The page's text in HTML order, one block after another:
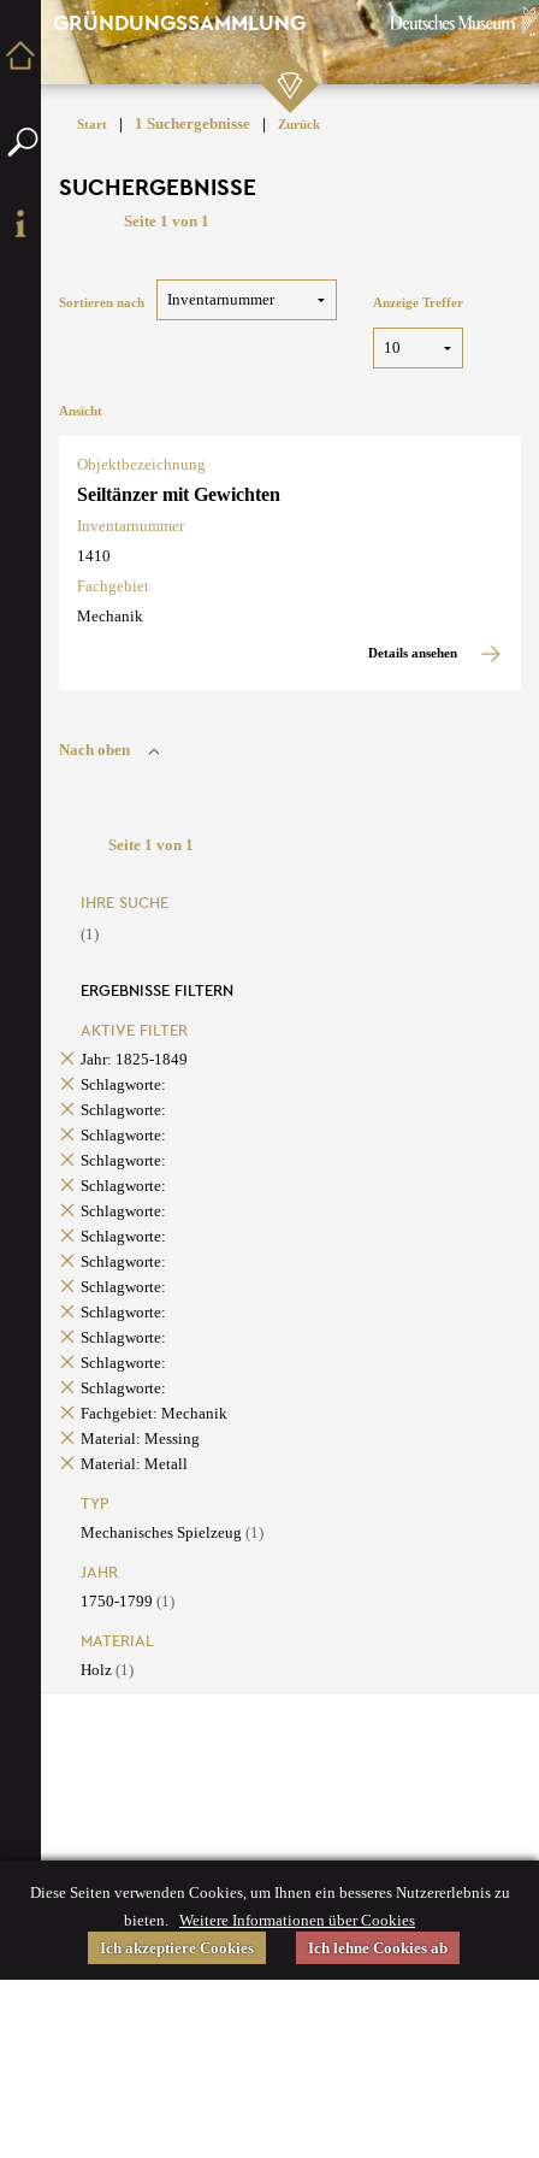
GRÜNDUNGSSAMMLUNG
Start | 1 Suchergebnisse | Zurück
SUCHERGEBNISSE
Seite 1 von 1
Sortieren nach Anzeige Treffer
Ansicht
Objektbezeichnung
Seiltänzer mit Gewichten
Inventarnummer
1410
Fachgebiet
Mechanik
Details ansehen
Nach oben
Seite 1 von 1
IHRE SUCHE
(1)
ERGEBNISSE FILTERN
AKTIVE FILTER
Jahr: 1825-1849
Schlagworte:
Schlagworte:
Schlagworte:
Schlagworte:
Schlagworte:
Schlagworte:
Schlagworte:
Schlagworte:
Schlagworte:
Schlagworte:
Schlagworte:
Schlagworte:
Schlagworte:
Fachgebiet: Mechanik
Material: Messing
Material: Metall
TYP
Mechanisches Spielzeug (1)
JAHR
1750-1799 (1)
MATERIAL
Holz (1)
Diese Seiten verwenden Cookies, um Ihnen ein besseres Nutzererlebnis zu
bieten. Weitere Informationen über Cookies
Ich akzeptiere Cookies
Ich lehne Cookies ab